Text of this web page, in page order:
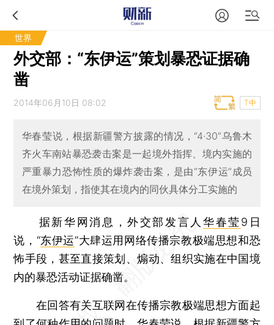
世界
外交部：“东伊运”策划暴恐证据确
凿
2014年06月10日 08:02 T中
华春莹说，根据新疆警方披露的情况，“4·30”乌鲁木
齐火车南站暴恐袭击案是一起境外指挥、境内实施的
严重暴力恐怖性质的爆炸袭击案，是由“东伊运”成员
在境外策划，指使其在境内的同伙具体分工实施的
据新华网消息，外交部发言人华春莹9日
说，“东伊运”大肆运用网络传播宗教极端思想和恐
怖手段，甚至直接策划、煽动、组织实施在中国境
内的暴恐活动证据确凿。
在回答有关互联网在传播宗教极端思想方面起